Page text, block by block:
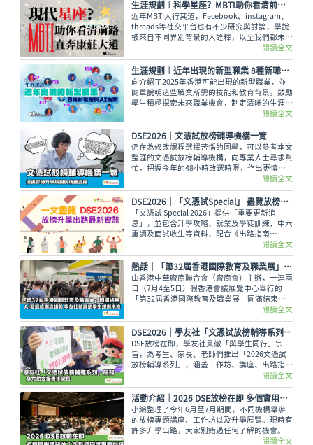
生涯規劃︱科學星座？MBTI助你看清前路 直奔康莊大道
近年MBTI大行其道，Facebook、instagram、
threads等社交平台也有不少研究與討論，學說
被來自不同界別背景的人詮釋，以至我們都未能
完整地看見如「算命大法」一樣神奇的MBTI原
貌為何，就讓我們由學說的來由、背景談至如何
應用吧！
閱讀全文
生涯規劃︱近年出現的新型職業 8種新職業與AI有關
向介紹了2025年香港可能出現的新型職業，並
簡單說明這些職業所需的技能和教育背景。鼓勵
學生積極探索未來職業機會，制定清晰的生涯規
閱讀全文
DSE2026｜文憑試放榜輔導機構一覽
仍在為修改課程選擇苦惱的同學，可以參考本文
整匯的文憑試放榜輔導機構，向專業人士尋求幫
忙，把握今年的48小時改選時限，作出更慎重
閱讀全文
DSE2026│「文憑試Special」 盡覽放榜升學出路最新資訊
「文憑試 Special 2026」提供「重要更新消
息」，並包含升學攻略、就業及學徒訓練、中六
重讀及面試收生等資料，配合《出路指南
2026》讓讀者線上線下接收最全面的放榜動
向！
閱讀全文
熱話｜「第32屆香港國際教育及職業展」圓滿結束 AI發展成潮流趨勢 學友社參展助學生規劃未來
由香港中華廠商聯合會（廠商會）主辦，一連兩
日（7月4至5日）假香港會議展覽中心舉行的
「第32屆香港國際教育及職業展」圓滿結束。
本屆繼續有來自全球20多個國家及地區的院
校、教育機構，以及政府部門和公私營機構參
與。而學友社亦設有攤位提供即時升學諮詢服
務。
閱讀全文
DSE2026｜學友社「文憑試放榜輔導系列」服務 全方位支援考生家長
DSE放榜在即，學友社貫徹「與學生同行」宗
旨，為考生、家長、老師們推出「2026文憑試
放榜輔導系列」，涵蓋工作坊、講座、出路指
南、線上直播及放榜輔導熱線等多元化服務，務
閱讀全文
活動介紹｜2026 DSE放榜在即 多個實用講座及工作坊助同學規劃前路
小編整理了今年6月至7月期間，不同機構舉辦
的放榜專題講座、工作坊以及升學展覽。現時有
許多升學出路，大家別錯過任何了解的機會。
閱讀全文